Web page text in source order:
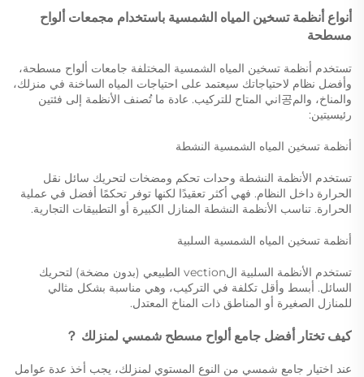
أنواع أنظمة تسخين المياه الشمسية باستخدام مجمعات ألواح
مسطحة
تستخدم أنظمة تسخين المياه الشمسية المختلفة جامعات ألواح مسطحة،
وأفضل نظام لاحتياجاتك سيعتمد على احتياجات المياه الساخنة في منزلك،
والمناخ، والم공اني المتاح للتركيب. عادة ما تُصنف الأنظمة إلى فئتين
رئيسيتين:
أنظمة تسخين المياه الشمسية النشطة
تستخدم الأنظمة النشطة وحدات تحكم ومضخات لتحريك سائل نقل
الحرارة داخل النظام. فهي أكثر تعقيدًا لكنها توفر تحكمًا أفضل في عملية
الحرارة. تناسب الأنظمة النشطة المنازل الكبيرة أو التطبيقات التجارية.
أنظمة تسخين المياه الشمسية السلبية
تستخدم الأنظمة السلبية الvection الطبيعي (بدون مضخة) لتحريك
السائل. أبسط وأقل تكلفة في التركيب، وهي مناسبة بشكل مثالي
للمنازل الصغيرة أو المناطق ذات المناخ المعتدل.
كيف تختار أفضل جامع ألواح مسطح شمسي لمنزلك ？
عند اختيار جامع شمسي من النوع المستوي لمنزلك، يجب أخذ عدة عوامل